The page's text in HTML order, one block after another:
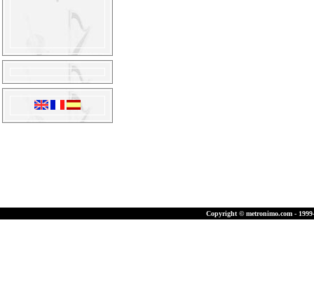
Copyright © metronimo.com -